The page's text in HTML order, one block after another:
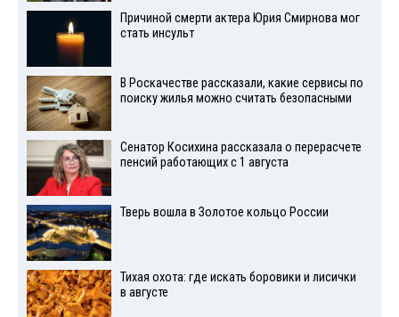
Причиной смерти актера Юрия Смирнова мог
стать инсульт
В Роскачестве рассказали, какие сервисы по
поиску жилья можно считать безопасными
Сенатор Косихина рассказала о перерасчете
пенсий работающих с 1 августа
Тверь вошла в Золотое кольцо России
Тихая охота: где искать боровики и лисички
в августе